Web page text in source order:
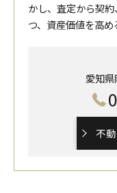
かし、査定から契
つ、資産価値を高め
愛知
不